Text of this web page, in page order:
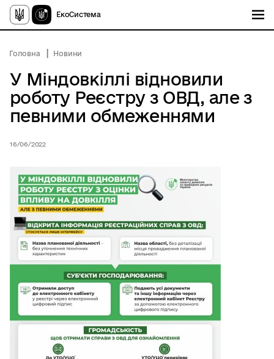
ЕкоСистема
Головна Новини
У Міндовкіллі відновили
роботу Реєстру з ОВД, але з
певними обмеженнями
16/06/2022